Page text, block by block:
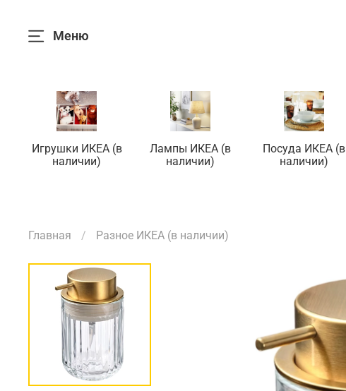
Меню
Игрушки ИКЕА (в
наличии)
Лампы ИКЕА (в
наличии)
Посуда ИКЕА (в
наличии)
Главная Разное ИКЕА (в наличии)